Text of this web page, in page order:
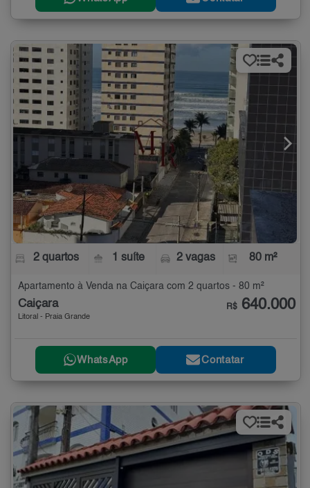
2 quartos 1 suíte 2 vagas 80 m²
Apartamento à Venda na Caiçara com 2 quartos - 80 m²
Caiçara
Litoral - Praia Grande
R$ 640.000
WhatsApp Contatar